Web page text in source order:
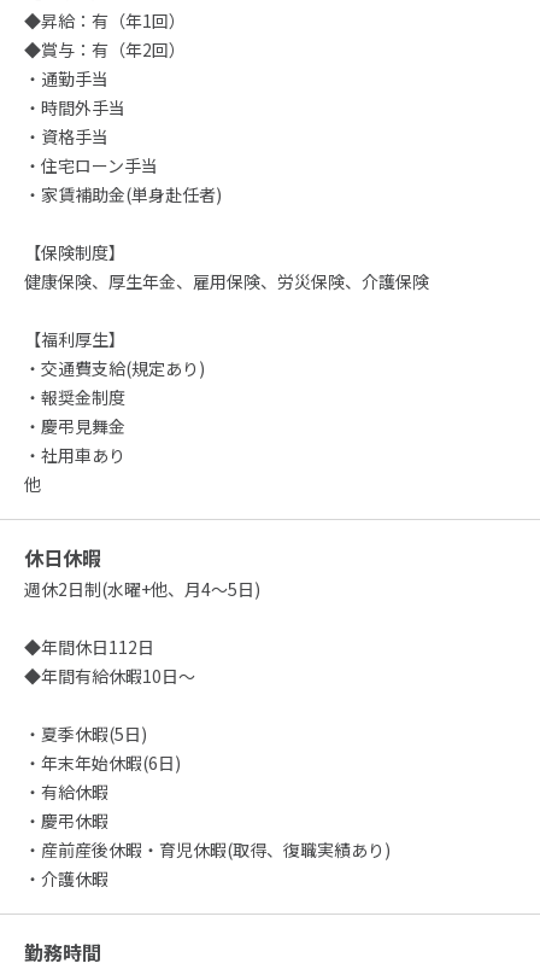
◆昇給：有（年1回）
◆賞与：有（年2回）
・通勤手当
・時間外手当
・資格手当
・住宅ローン手当
・家賃補助金(単身赴任者)
【保険制度】
健康保険、厚生年金、雇用保険、労災保険、介護保険
【福利厚生】
・交通費支給(規定あり)
・報奨金制度
・慶弔見舞金
・社用車あり
他
休日休暇
週休2日制(水曜+他、月4～5日)
◆年間休日112日
◆年間有給休暇10日～
・夏季休暇(5日)
・年末年始休暇(6日)
・有給休暇
・慶弔休暇
・産前産後休暇・育児休暇(取得、復職実績あり)
・介護休暇
勤務時間